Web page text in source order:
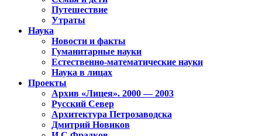
Путешествие
Утраты
Наука
Новости и факты
Гуманитарные науки
Естественно-математические науки
Наука в лицах
Проекты
Архив «Лицея». 2000 — 2003
Русский Север
Архитектура Петрозаводска
Дмитрий Новиков